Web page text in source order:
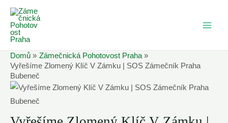
Přeskočit
obsah
Domů
Zámečnická Pohotovost Praha
Vyřešíme Zlomený Klíč V Zámku | SOS Zámečník Praha
Bubeneč